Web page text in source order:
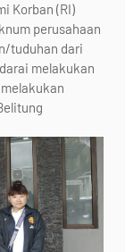
Korban (RI)
perusahaan
tuduhan dari
melakukan